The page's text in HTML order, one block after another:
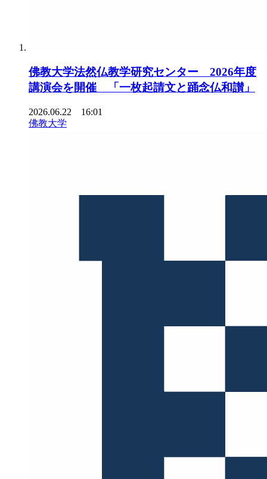
佛教大学法然仏教学研究センター 2026年度
講演会を開催 「一枚起請文と踊念仏和讃」
2026.06.22 16:01
佛教大学